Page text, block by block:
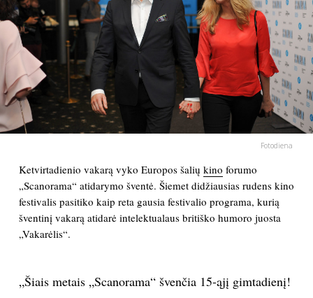
APIE MANE
PSICHOLOGIJA
HOROSKOPAI
ASTROLOGIJA
POLITIKA
KULTŪRA
LAISVALAIKIS
KINAS
Fotodiena
Ketvirtadienio vakarą vyko Europos šalių kino forumo
„Scanorama“ atidarymo šventė. Šiemet didžiausias rudens kino
festivalis pasitiko kaip reta gausia festivalio programa, kurią
šventinį vakarą atidarė intelektualaus britiško humoro juosta
„Vakarėlis“.
„Šiais metais „Scanorama“ švenčia 15-ąjį gimtadienį!